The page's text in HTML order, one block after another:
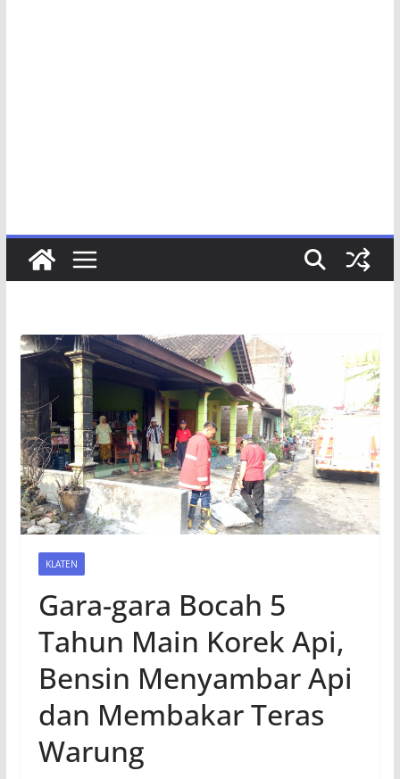
KLATEN
Gara-gara Bocah 5
Tahun Main Korek Api,
Bensin Menyambar Api
dan Membakar Teras
Warung